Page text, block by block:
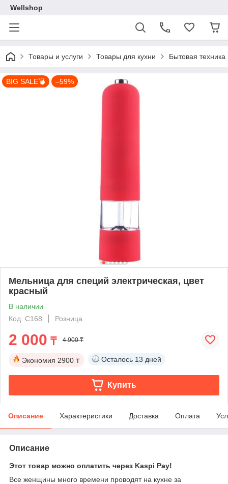
Wellshop
Товары и услуги Товары для кухни Бытовая техника
BIG SALE💣 –59%
Мельница для специй электрическая, цвет
красный
В наличии
Код: C168
Розница
2 000 ₸ 4 900 ₸
Экономия 2900 ₸ Осталось 13 дней
Купить
Описание Характеристики Доставка Оплата
Описание
Этот товар можно оплатить через Kaspi Pay!
Все женщины много времени проводят на кухне за